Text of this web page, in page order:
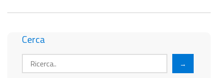
Cerca
→